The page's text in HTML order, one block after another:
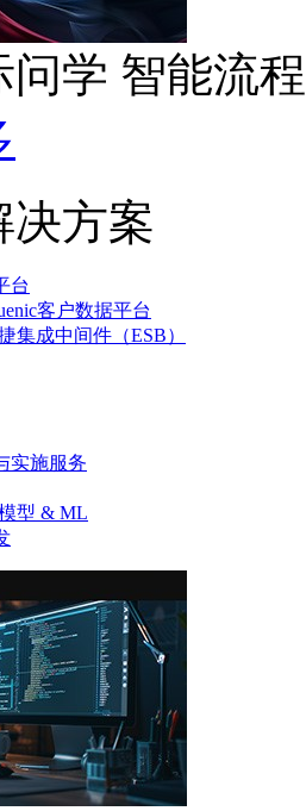
问学 智能流
决方案
台
客户数据平台
集成中间件（ESB）
实施服务
型 & ML